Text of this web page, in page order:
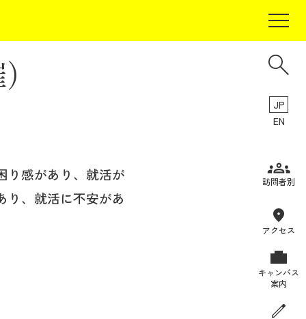
JP
EN
訪問者別
アクセス
キャンパス
案内
り感があり、就活が
り、就活に不安があ